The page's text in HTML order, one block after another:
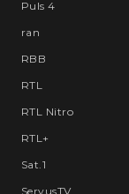
Puls 4
ran
RBB
RTL
RTL Nitro
RTL+
Sat.1
ServusTV